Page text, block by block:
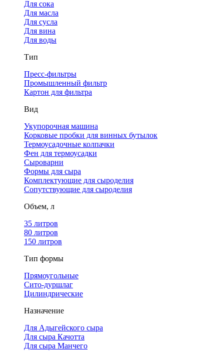
Для сока
Для масла
Для сусла
Для вина
Для воды
Тип
Пресс-фильтры
Промышленный фильтр
Картон для фильтра
Вид
Укупорочная машина
Корковые пробки для винных бутылок
Термоусадочные колпачки
Фен для термоусадки
Сыроварни
Формы для сыра
Комплектующие для сыроделия
Сопутствующие для сыроделия
Объем, л
35 литров
80 литров
150 литров
Тип формы
Прямоугольные
Сито-дуршлаг
Цилиндрические
Назначение
Для Адыгейского сыра
Для сыра Качотта
Для сыра Манчего